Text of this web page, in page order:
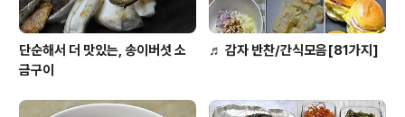
단순해서 더 맛있는, 송이버섯 소
금구이
♬ 감자 반찬/간식모음[81가지]